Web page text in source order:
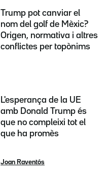
Trump pot canviar el
nom del golf de Mèxic?
Origen, normativa i altres
conflictes per topònims
L'esperança de la UE
amb Donald Trump és
que no compleixi tot el
que ha promès
Joan Raventós